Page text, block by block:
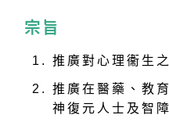
宗旨
推廣對心理衞生
推廣在醫藥、教
神復元人士及智